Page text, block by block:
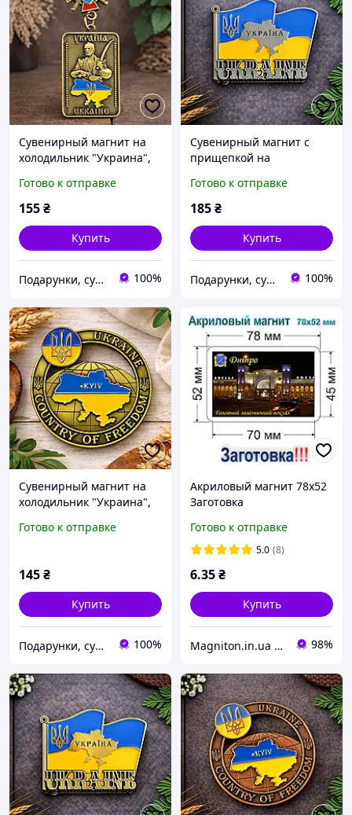
Сувенирный магнит на
холодильник "Украина",
Готово к отправке
155₴
Купить
Подарунки, сувеніри, предмети інтер'єру "Елефант" | © elephant.dp.ua 100%
Сувенирный магнит с
прищепкой на
металл (5.5 х 4 см)
Готово к отправке
185₴
Купить
Подарунки, сувеніри, предмети інтер'єру "Елефант" | © elephant.dp.ua 100%
Сувенирный магнит на
холодильник "Украина",
Готово к отправке
145₴
Купить
Подарунки, сувеніри, предмети інтер'єру "Елефант" | © elephant.dp.ua 100%
Акриловый магнит 78х52
Заготовка
Готово к отправке
5.0 (8)
6.35₴
Купить
Magniton.in.ua ТМ 98%